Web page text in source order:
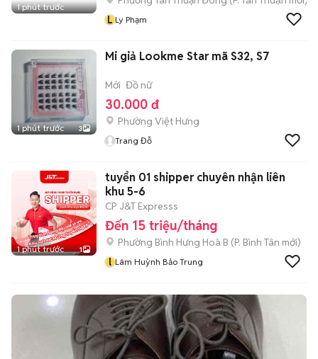
1 phút trước
L Ly Phạm
1 phút trước 3
Mi giả Lookme Star mã S32, S7
Mới Đồ nữ
30.000 đ
Phường Việt Hưng
Trang Đỗ
1 phút trước 1
tuyển 01 shipper chuyên nhận liên
khu 5-6
CP J&T Expresss
Đến 15 triệu/tháng
Phường Bình Hưng Hoà B (P. Bình Tân mới)
l Lâm Huỳnh Bảo Trung